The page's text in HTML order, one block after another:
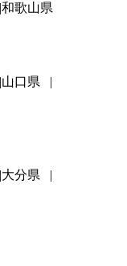
和歌山県
山口県
大分県